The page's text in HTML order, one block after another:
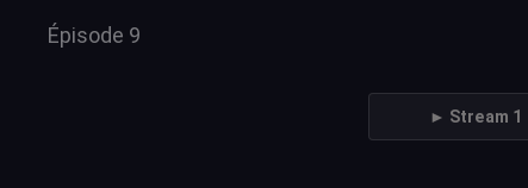
Épisode 9
► Stream 1